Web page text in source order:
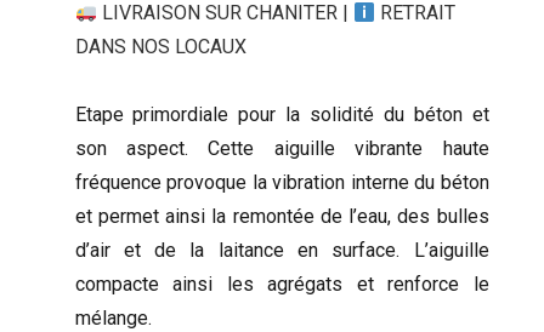
LIVRAISON SUR CHANITER
RETRAIT
DANS NOS LOCAUX
Etape primordiale pour la solidité du béton et
son aspect. Cette aiguille vibrante haute
fréquence provoque la vibration interne du béton
et permet ainsi la remontée de l’eau, des bulles
d’air et de la laitance en surface. L’aiguille
compacte ainsi les agrégats et renforce le
mélange.